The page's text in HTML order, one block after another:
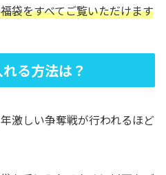
袋をすべてご覧いただけます
る方法は？
激しい争奪戦が行われるほど